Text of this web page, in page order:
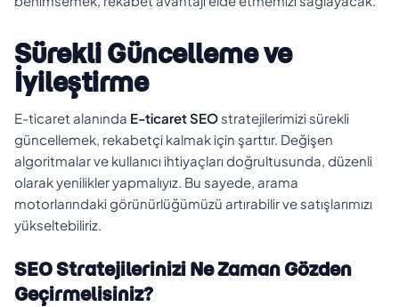
Sürekli Güncelleme ve
İyileştirme
E-ticaret alanında E-ticaret SEO stratejilerimizi sürekli
güncellemek, rekabetçi kalmak için şarttır. Değişen
algoritmalar ve kullanıcı ihtiyaçları doğrultusunda, düzenli
olarak yenilikler yapmalıyız. Bu sayede, arama
motorlarındaki görünürlüğümüzü artırabilir ve satışlarımızı
yükseltebiliriz.
SEO Stratejilerinizi Ne Zaman Gözden
Geçirmelisiniz?